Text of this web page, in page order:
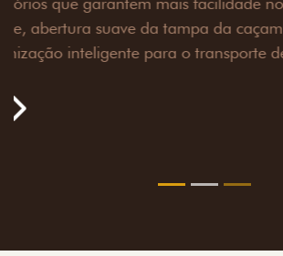
toneladas, alargadores de para-lamas
oferecendo mais capacidade de
imponente para enfrentar qualquer
confiança.
Pack tecnologia